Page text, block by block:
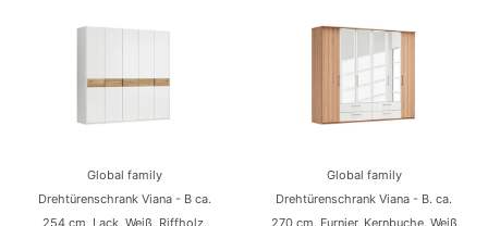
Global family
Drehtürenschrank Viana - B ca.
254 cm, Lack, Weiß, Riffholz,
Global family
Drehtürenschrank Viana - B. ca.
270 cm, Furnier, Kernbuche, Weiß